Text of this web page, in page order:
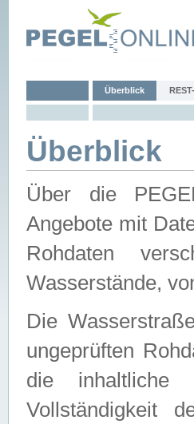
Überblick
Überblick
Über die
Angebote mit
Rohdaten
Wasserstände,
Die
ungeprüften
die inhaltliche
Vollständigkeit